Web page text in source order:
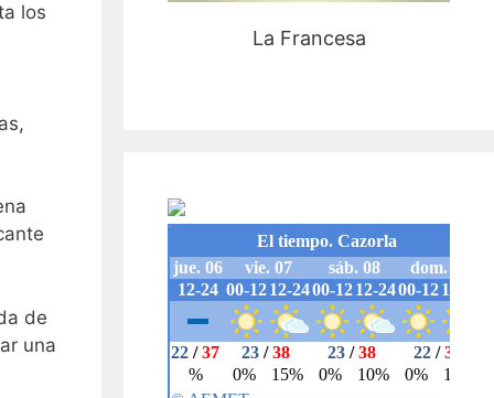
los
de
una
La Francesa